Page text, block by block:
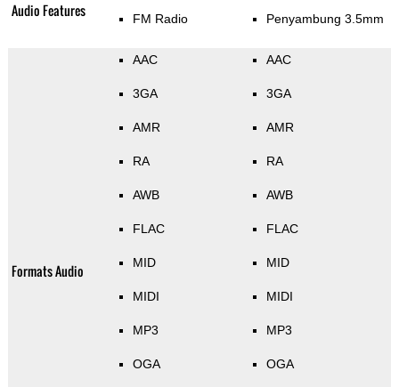
Audio Features FM Radio Penyambung 3.5mm
Formats Audio
AAC
3GA
AMR
RA
AWB
FLAC
MID
MIDI
MP3
OGA
AAC
3GA
AMR
RA
AWB
FLAC
MID
MIDI
MP3
OGA